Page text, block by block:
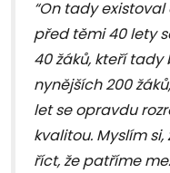
“On tady
před těmi 40 lety
40 žáků, kteří tady
nynějších 200
let se opravdu
kvalitou. Myslím
říct, že patříme